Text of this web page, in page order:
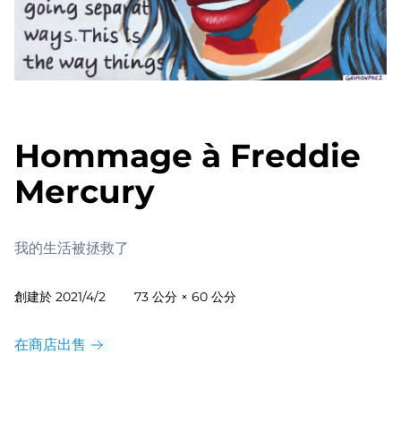
Hommage à Freddie
Mercury
我的生活被拯救了
創建於 2021/4/2 73 公分 × 60 公分
在商店出售